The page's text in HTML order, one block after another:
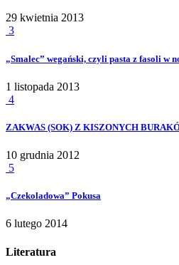
29 kwietnia 2013
3
„Smalec” wegański, czyli pasta z fasoli w
1 listopada 2013
4
ZAKWAS (SOK) Z KISZONYCH
10 grudnia 2012
5
„Czekoladowa” Pokusa
6 lutego 2014
Literatura